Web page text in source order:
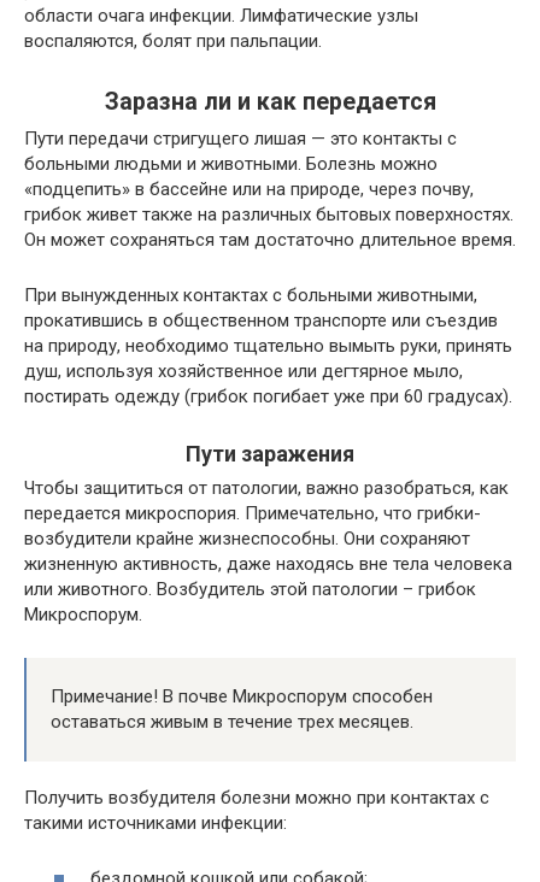
области очага инфекции. Лимфатические узлы
воспаляются, болят при пальпации.
Заразна ли и как передается
Пути передачи стригущего лишая — это контакты с
больными людьми и животными. Болезнь можно
«подцепить» в бассейне или на природе, через почву,
грибок живет также на различных бытовых поверхностях.
Он может сохраняться там достаточно длительное время.
При вынужденных контактах с больными животными,
прокатившись в общественном транспорте или съездив
на природу, необходимо тщательно вымыть руки, принять
душ, используя хозяйственное или дегтярное мыло,
постирать одежду (грибок погибает уже при 60 градусах).
Пути заражения
Чтобы защититься от патологии, важно разобраться, как
передается микроспория. Примечательно, что грибки-
возбудители крайне жизнеспособны. Они сохраняют
жизненную активность, даже находясь вне тела человека
или животного. Возбудитель этой патологии – грибок
Микроспорум.
Примечание! В почве Микроспорум способен
оставаться живым в течение трех месяцев.
Получить возбудителя болезни можно при контактах с
такими источниками инфекции: